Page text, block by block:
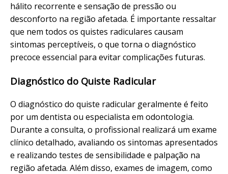
hálito recorrente e sensação de pressão ou
desconforto na região afetada. É importante ressaltar
que nem todos os quistes radiculares causam
sintomas perceptíveis, o que torna o diagnóstico
precoce essencial para evitar complicações futuras.
Diagnóstico do Quiste Radicular
O diagnóstico do quiste radicular geralmente é feito
por um dentista ou especialista em odontologia.
Durante a consulta, o profissional realizará um exame
clínico detalhado, avaliando os sintomas apresentados
e realizando testes de sensibilidade e palpação na
região afetada. Além disso, exames de imagem, como